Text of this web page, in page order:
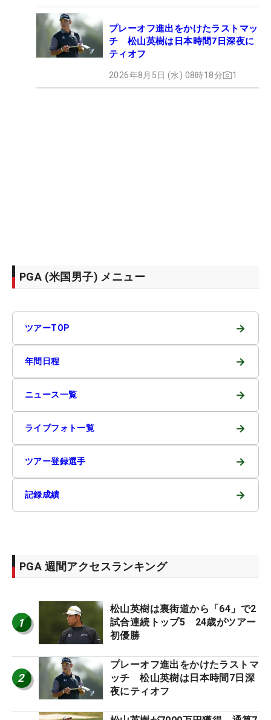
プレーオフ進出をかけたラストマッ
チ 松山英樹は日本時間7日深夜に
ティオフ
2026年8月5日 (水) 08時18分 1
PGA (米国男子) メニュー
ツアーTOP →
年間日程 →
ニュース一覧 →
ライブフォト一覧 →
ツアー登録選手 →
記録成績 →
PGA 週間アクセスランキング
1
松山英樹は裏街道から「64」で2
試合連続トップ5 24歳がツアー
初優勝
2
プレーオフ進出をかけたラストマ
ッチ 松山英樹は日本時間7日深
夜にティオフ